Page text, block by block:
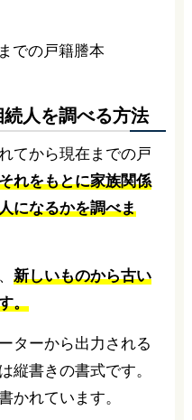
人を調べる方法
てから現在までの戸
れをもとに家族関係
になるかを調べま
新しいものから古い
。
ターから出力される
縦書きの書式です。
かれています。